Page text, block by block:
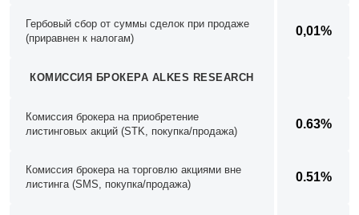
Гербовый сбор от суммы сделок при продаже
(приравнен к налогам)
0,01%
КОМИССИЯ БРОКЕРА ALKES RESEARCH
Комиссия брокера на приобретение
листинговых акций (STK, покупка/продажа)
0.63%
Комиссия брокера на торговлю акциями вне
листинга (SMS, покупка/продажа)
0.51%